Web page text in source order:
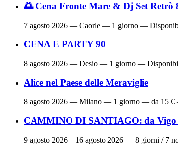
🌅 Cena Fronte Mare & Dj Set Retrò
7 agosto 2026 — Caorle — 1 giorno —
CENA E PARTY 90
8 agosto 2026 — Desio — 1 giorno —
Alice nel Paese delle Meraviglie
8 agosto 2026 — Milano — 1 giorno — da 15 €
CAMMINO DI SANTIAGO: da Vigo
9 agosto 2026 – 16 agosto 2026 — 8 giorni / 7